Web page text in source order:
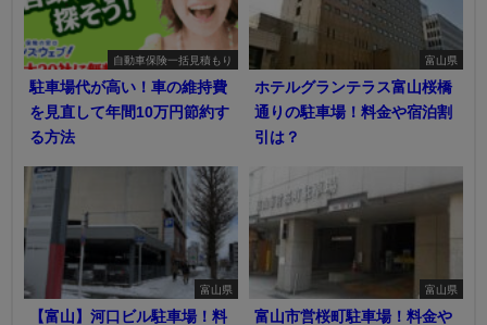
自動車保険一括見積もり
駐車場代が高い！車の維持費
を見直して年間10万円節約す
る方法
富山県
ホテルグランテラス富山桜橋
通りの駐車場！料金や宿泊割
引は？
富山県
【富山】河口ビル駐車場！料
富山県
富山市営桜町駐車場！料金や